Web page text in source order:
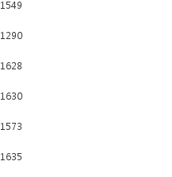
1549
1290
1628
1630
1573
1635